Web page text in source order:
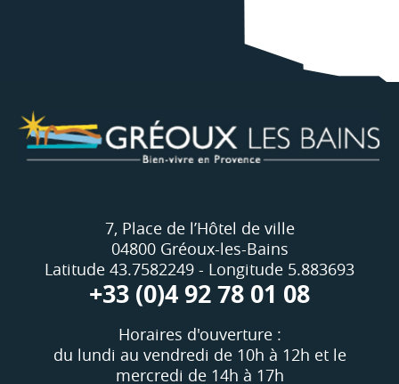
7, Place de l’Hôtel de ville
04800 Gréoux-les-Bains
Latitude 43.7582249 - Longitude 5.883693
+33 (0)4 92 78 01 08
Horaires d'ouverture :
du lundi au vendredi de 10h à 12h et le
mercredi de 14h à 17h